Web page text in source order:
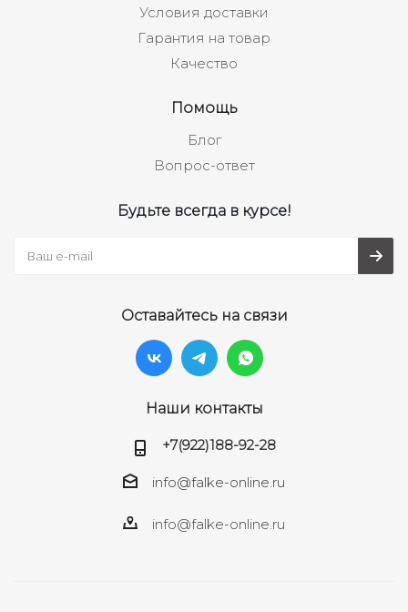
Условия доставки
Гарантия на товар
Качество
Помощь
Блог
Вопрос-ответ
Будьте всегда в курсе!
Оставайтесь на связи
Наши контакты
+7(922)188-92-28
info@falke-online.ru
info@falke-online.ru